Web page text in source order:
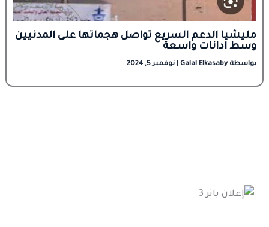
مليشيا الدعم السريع تواصل هجماتها على المدنيين
وسط ادانات واسعة
بواسطة Galal Elkasaby نوفمبر 5, 2024